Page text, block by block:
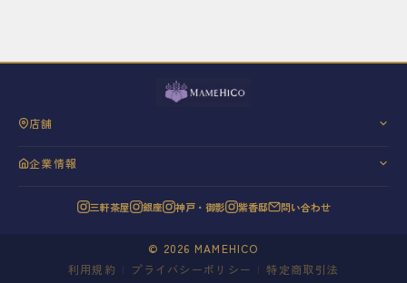
店舗
神戸・御影
企業情報
代表挨拶
20年の歩み
三軒茶屋 銀座 神戸・御影 紫香邸 問い合わせ
© 2026 MAMEHICO
利用規約
プライバシーポリシー 特定商取引法